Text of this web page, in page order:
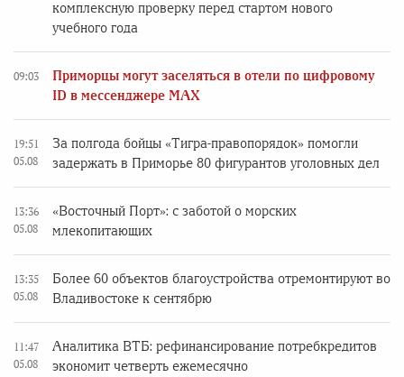
комплексную проверку перед стартом нового
учебного года
09:03
Приморцы могут заселяться в отели по цифровому
ID в мессенджере MAX
19:51
05.08
За полгода бойцы «Тигра-правопорядок» помогли
задержать в Приморье 80 фигурантов уголовных дел
13:36
05.08
«Восточный Порт»: с заботой о морских
млекопитающих
13:35
05.08
Более 60 объектов благоустройства отремонтируют во
Владивостоке к сентябрю
11:47
05.08
Аналитика ВТБ: рефинансирование потребкредитов
экономит четверть ежемесячно